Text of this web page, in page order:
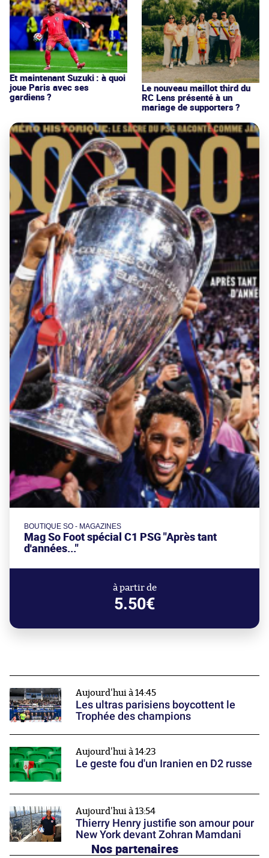
Et maintenant Suzuki : à quoi
joue Paris avec ses
gardiens ?
Le nouveau maillot third du
RC Lens présenté à un
mariage de supporters ?
BOUTIQUE SO - MAGAZINES
Mag So Foot spécial C1 PSG "Après tant
d'années..."
à partir de
5.50€
Aujourd'hui à 14:45
Les ultras parisiens boycottent le
Trophée des champions
Aujourd'hui à 14:23
Le geste fou d'un Iranien en D2 russe
Aujourd'hui à 13:54
Thierry Henry justifie son amour pour
New York devant Zohran Mamdani
Nos partenaires